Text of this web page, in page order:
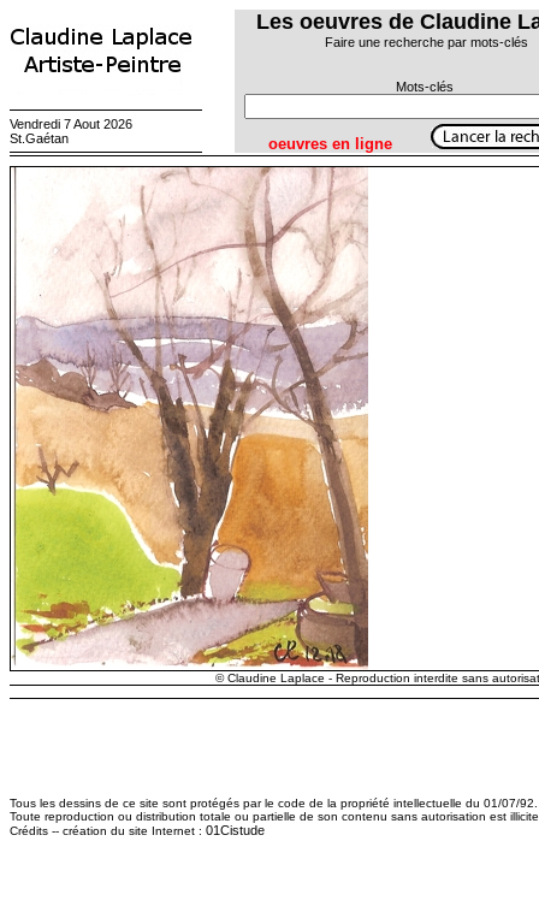
Les oeuvres de Claudine
Faire une recherche par mots-clés
Mots-clés
oeuvres en ligne
Vendredi 7 Aout 2026
St.Gaétan
© Claudine Laplace - Reproduction interdite sans
Tous les dessins de ce site sont protégés par le code de la propriété intellectuelle du 01/07/92.
Toute reproduction ou distribution totale ou partielle de son contenu sans autorisation est
Crédits -- création du site Internet : 01Cistude